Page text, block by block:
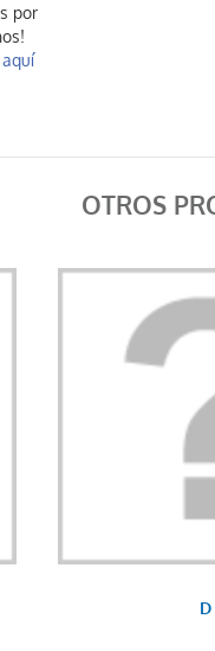
por
OTROS
D